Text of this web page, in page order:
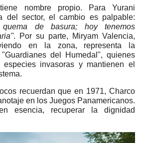
nombre propio. Para Yurani
del sector, el cambio es palpable:
de basura; hoy tenemos
. Por su parte, Miryam Valencia,
en la zona, representa la
del Humedal", quienes
invasoras y mantienen el
recuerdan que en 1971, Charco
en los Juegos Panamericanos.
esencia, recuperar la dignidad